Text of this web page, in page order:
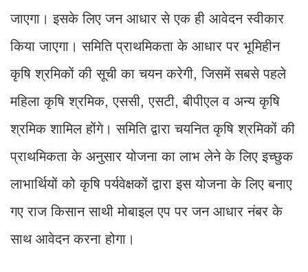
जाएगा। इसके लिए जन आधार से एक ही आवेदन स्वीकार
किया जाएगा। समिति प्राथमिकता के आधार पर भूमिहीन
कृषि श्रमिकों की सूची का चयन करेगी, जिसमें सबसे पहले
महिला कृषि श्रमिक, एससी, एसटी, बीपीएल व अन्य कृषि
श्रमिक शामिल होंगे। समिति द्वारा चयनित कृषि श्रमिकों की
प्राथमिकता के अनुसार योजना का लाभ लेने के लिए इच्छुक
लाभार्थियों को कृषि पर्यवेक्षकों द्वारा इस योजना के लिए बनाए
गए राज किसान साथी मोबाइल एप पर जन आधार नंबर के
साथ आवेदन करना होगा।